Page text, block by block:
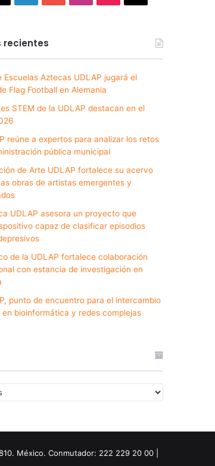
recientes
Escuelas Aztecas UDLAP jugará el
Flag Football en Alemania
STEM de la UDLAP destacan en el
reúne a expertos para analizar los retos
pública municipal
de Arte UDLAP fortalece su acervo
obras de artistas emergentes y
UDLAP asesora un proyecto que
capaz de clasificar episodios
de la UDLAP fortalece colaboración
con estancia de investigación en
punto de encuentro para el intercambio
bioinformática y redes complejas
México. Conmutador: 222 229 20 00 |